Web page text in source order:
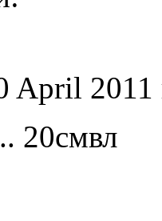
2011
20смвл